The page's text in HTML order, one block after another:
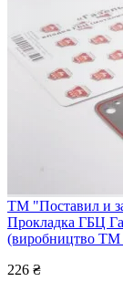
ТМ "Поставил и
Прокладка ГБЦ
(виробництво ТМ
226 ₴